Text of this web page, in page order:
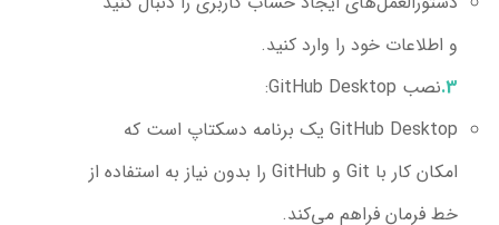
و اطلاعات خود را وارد کنید.
نصب GitHub Desktop:
GitHub Desktop یک برنامه دسکتاپ است که
امکان کار با Git و GitHub را بدون نیاز به استفاده از
خط فرمان فراهم می‌کند.